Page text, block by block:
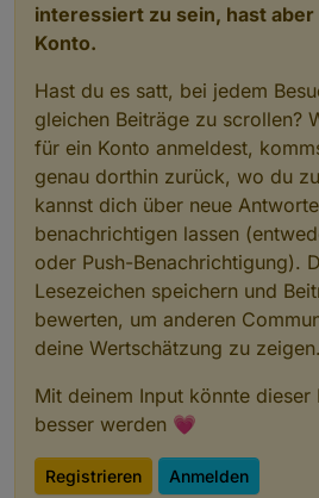
interessiert zu sein, hast aber
Konto.
Hast du es satt, bei jedem
gleichen Beiträge zu scrollen?
für ein Konto anmeldest,
genau dorthin zurück, wo du
kannst dich über neue
benachrichtigen lassen
oder Push-Benachrichtigung).
Lesezeichen speichern und
bewerten, um anderen
deine Wertschätzung zu zeigen.
Mit deinem Input könnte dieser
besser werden 💗
Registrieren Anmelden